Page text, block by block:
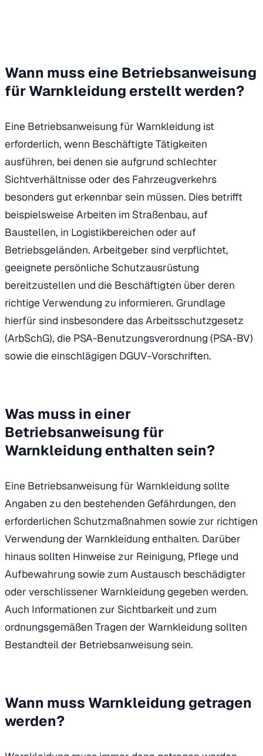
Wann muss eine Betriebsanweisung
für Warnkleidung erstellt werden?
Eine Betriebsanweisung für Warnkleidung ist
erforderlich, wenn Beschäftigte Tätigkeiten
ausführen, bei denen sie aufgrund schlechter
Sichtverhältnisse oder des Fahrzeugverkehrs
besonders gut erkennbar sein müssen. Dies betrifft
beispielsweise Arbeiten im Straßenbau, auf
Baustellen, in Logistikbereichen oder auf
Betriebsgeländen. Arbeitgeber sind verpflichtet,
geeignete persönliche Schutzausrüstung
bereitzustellen und die Beschäftigten über deren
richtige Verwendung zu informieren. Grundlage
hierfür sind insbesondere das Arbeitsschutzgesetz
(ArbSchG), die PSA-Benutzungsverordnung (PSA-BV)
sowie die einschlägigen DGUV-Vorschriften.
Was muss in einer
Betriebsanweisung für
Warnkleidung enthalten sein?
Eine Betriebsanweisung für Warnkleidung sollte
Angaben zu den bestehenden Gefährdungen, den
erforderlichen Schutzmaßnahmen sowie zur richtigen
Verwendung der Warnkleidung enthalten. Darüber
hinaus sollten Hinweise zur Reinigung, Pflege und
Aufbewahrung sowie zum Austausch beschädigter
oder verschlissener Warnkleidung gegeben werden.
Auch Informationen zur Sichtbarkeit und zum
ordnungsgemäßen Tragen der Warnkleidung sollten
Bestandteil der Betriebsanweisung sein.
Wann muss Warnkleidung getragen
werden?